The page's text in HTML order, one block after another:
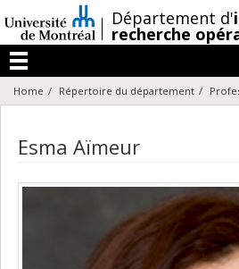
au
contenu
/Département d'
recherche
Menu
Home Répertoire du département
Esma Aïmeur